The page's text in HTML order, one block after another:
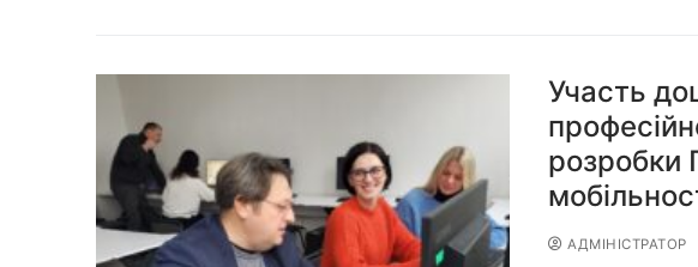
Участь
розробки
АДМІНІСТРАТОР